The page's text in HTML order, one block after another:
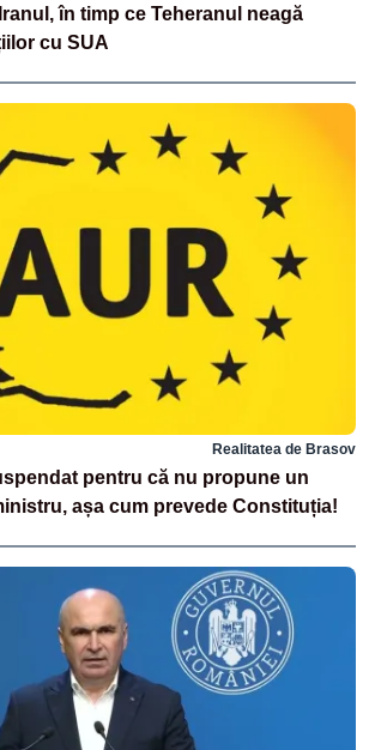
în timp ce Teheranul neagă
cu SUA
Realitatea de Brasov
pentru că nu propune un
așa cum prevede Constituția!